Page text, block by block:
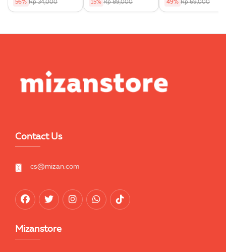
56% Rp 34,000 15% Rp 89,000 49% Rp 69,000
Contact Us
cs@mizan.com
Mizanstore